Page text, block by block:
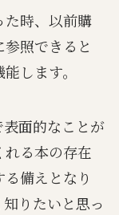
た時、以前購
照できると
します。
面的なことが
る本の存在
備えとなり
りたいと思っ